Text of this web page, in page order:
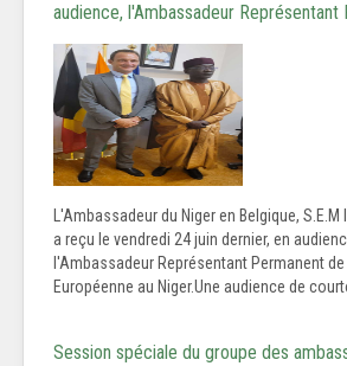
audience, l'Ambassadeur Représentant
L'Ambassadeur du Niger en Belgique,
a reçu le vendredi 24 juin dernier, en
l'Ambassadeur Représentant Permanent
Européenne au Niger.Une audience de
Session spéciale du groupe des